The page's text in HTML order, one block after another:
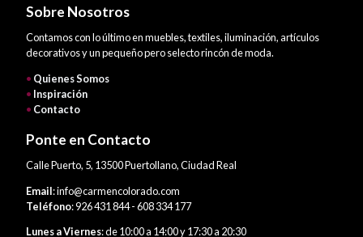
Sobre Nosotros
Contamos con lo último en muebles, textiles, iluminación, artículos
decorativos y un pequeño pero selecto rincón de moda.
• Quienes Somos
• Inspiración
• Contacto
Ponte en Contacto
Calle Puerto, 5, 13500 Puertollano, Ciudad Real
Email: info@carmencolorado.com
Teléfono: 926 431 844 - 608 334 177
Lunes a Viernes: de 10:00 a 14:00 y 17:30 a 20:30